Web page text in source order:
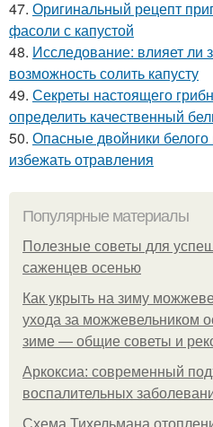
47. Оригинальный рецепт
фасоли с капустой
48. Исследование: влияет ли
возможность солить капусту
49. Секреты настоящего
определить качественный
50. Опасные двойники белого
избежать отравления
Популярные материалы
Полезные советы для
саженцев осенью
Как укрыть на зиму
ухода за можжевельником
зиме — общие советы и
Аркоксиа: современный
воспалительных